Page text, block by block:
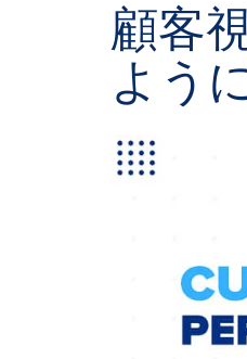
顧客
よう